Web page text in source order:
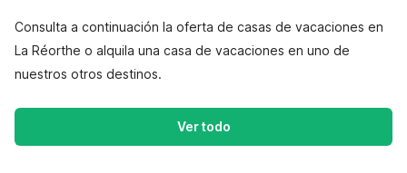
Consulta a continuación la oferta de casas de vacaciones en
La Réorthe o alquila una casa de vacaciones en uno de
nuestros otros destinos.
Ver todo